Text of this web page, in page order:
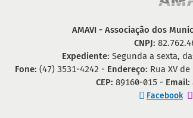
AMAVI - Associação dos
CNPJ:
Expediente: Segunda a sexta,
Fone: (47) 3531-4242 - Endereço: Rua XV
CEP: 89160-015 - Email:
Facebook